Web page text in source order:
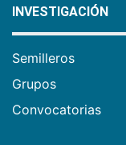
INVESTIGACIÓN
Semilleros
Grupos
Convocatorias